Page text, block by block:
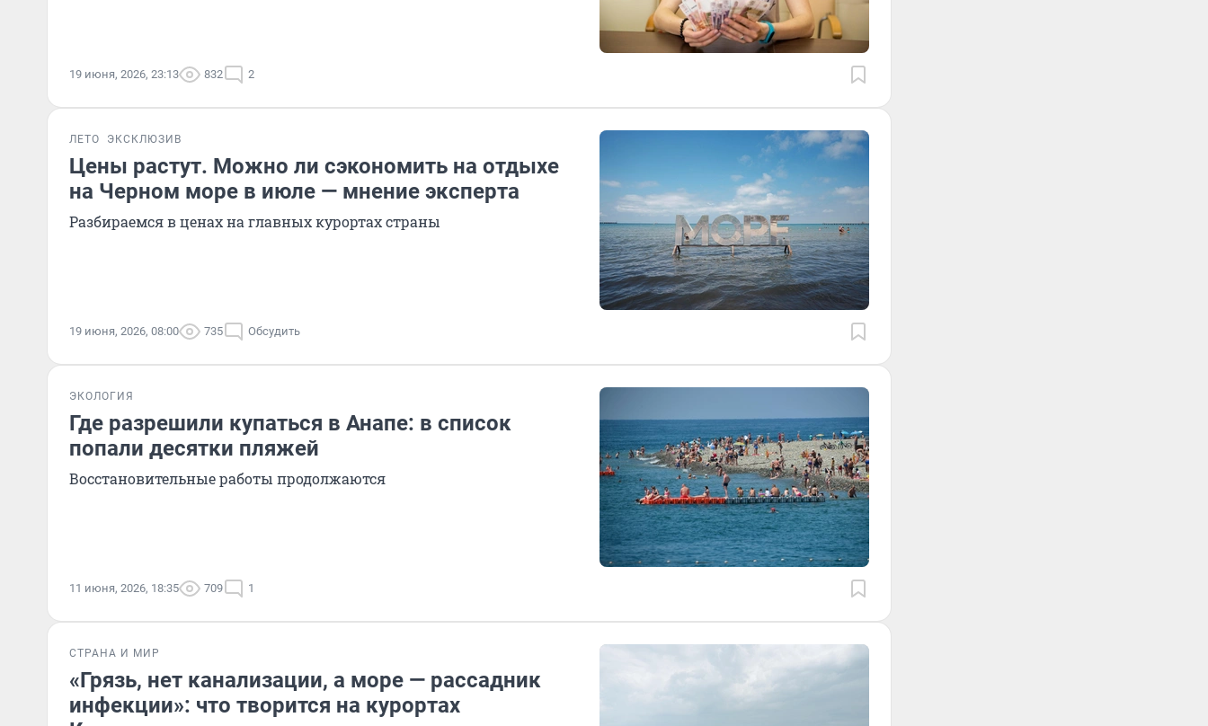
19 июня, 2026, 23:13 832 2
ЛЕТО ЭКСКЛЮЗИВ
Цены растут. Можно ли сэкономить на отдыхе
на Черном море в июле — мнение эксперта
Разбираемся в ценах на главных курортах страны
19 июня, 2026, 08:00 735 Обсудить
ЭКОЛОГИЯ
Где разрешили купаться в Анапе: в список
попали десятки пляжей
Восстановительные работы продолжаются
11 июня, 2026, 18:35 709 1
СТРАНА И МИР
«Грязь, нет канализации, а море — рассадник
инфекции»: что творится на курортах